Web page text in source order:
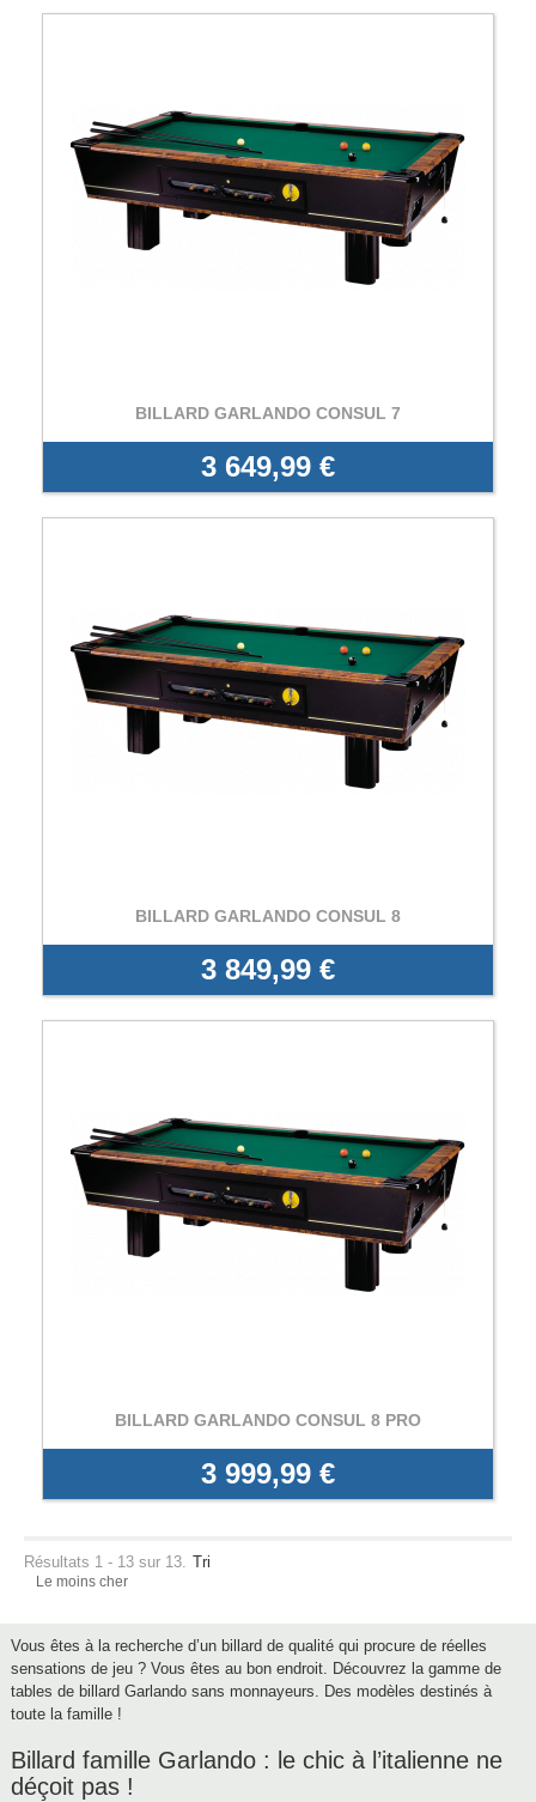
BILLARD GARLANDO CONSUL 7
3 649,99 €
BILLARD GARLANDO CONSUL 8
3 849,99 €
BILLARD GARLANDO CONSUL 8 PRO
3 999,99 €
Résultats 1 - 13 sur 13. Tri
Le moins cher
Vous êtes à la recherche d’un billard de qualité qui procure de réelles
sensations de jeu ? Vous êtes au bon endroit. Découvrez la gamme de
tables de billard Garlando sans monnayeurs. Des modèles destinés à
toute la famille !
Billard famille Garlando : le chic à l’italienne ne
déçoit pas !